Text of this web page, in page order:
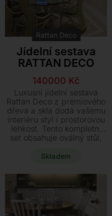
Rattan Deco
Jídelní sestava
RATTAN DECO
Původní
cena
byla:
262000 Kč.
140000 Kč
Aktuální
cena
je:
140000 Kč.
Luxusní jídelní sestava
Rattan Deco z prémiového
dřeva a skla dodá vašemu
interiéru styl i prostorovou
lehkost. Tento kompletní
set obsahuje oválný stůl,
prostorný příborník a
výjimečnou akční cenu.
Využijte jedinečnou
možnost nechat si v rámci
ceny přečalounit sedáky
podle vlastního vkusu.
Skladem